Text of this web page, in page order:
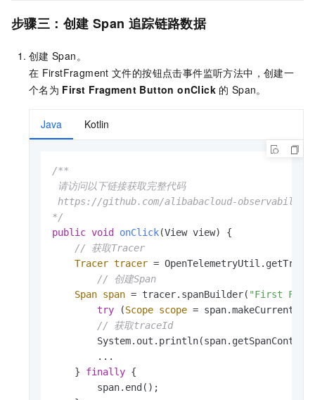
步骤三：创建 Span 追踪链路数据
创建 Span。
在 FirstFragment 文件的按钮点击事件监听方法中，创建一
个名为 First Fragment Button onClick 的 Span。
Java Kotlin
/**
请访问以下链接获取完整代码
https://github.com/alibabacloud-observability/
*/
public void onClick(View view)
{
// 获取Tracer
Tracer tracer =
// 创建Span
Span span = tracer.spanBuilder( "First
try (Scope scope =
// 获取traceId
        ...
    }
finally {
        span.end();